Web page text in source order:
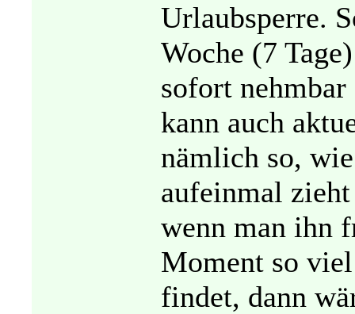
Urlaubsperre.
Woche (7
sofort nehmbar
kann auch
nämlich so,
aufeinmal
wenn man ihn
Moment so
findet, dann